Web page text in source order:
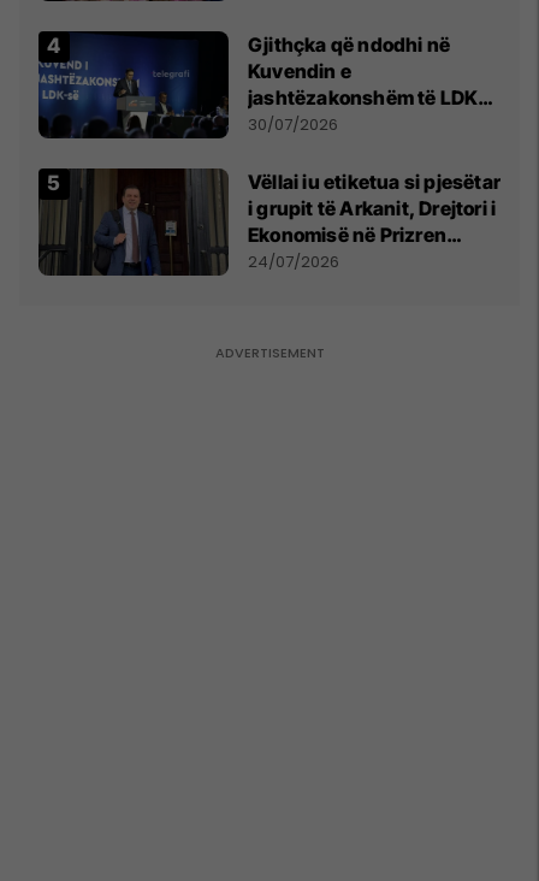
Gjithçka që ndodhi në
Kuvendin e
jashtëzakonshëm të LDK-
së
30/07/2026
Vëllai iu etiketua si pjesëtar
i grupit të Arkanit, Drejtori i
Ekonomisë në Prizren
mohon pretendimet
24/07/2026